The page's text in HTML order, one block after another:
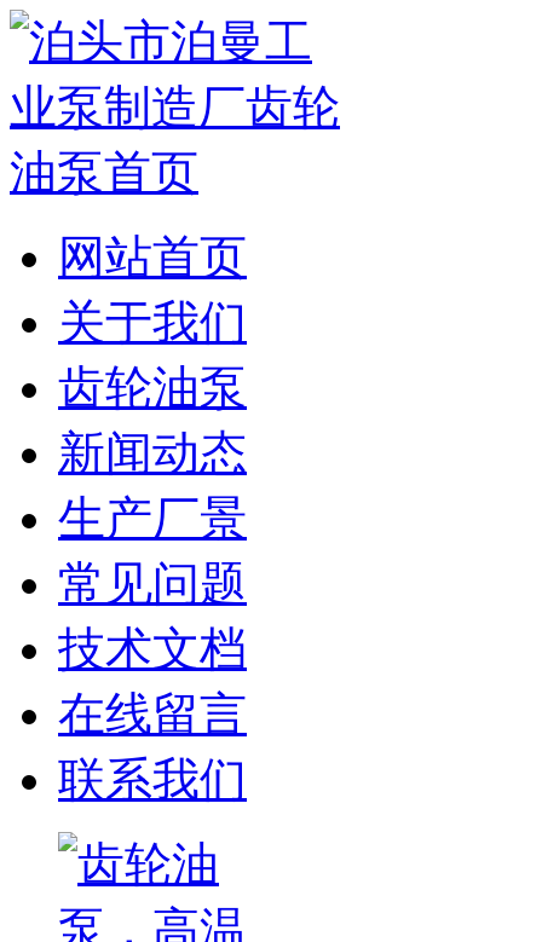
网站首页
关于我们
齿轮油泵
新闻动态
生产厂景
常见问题
技术文档
在线留言
联系我们